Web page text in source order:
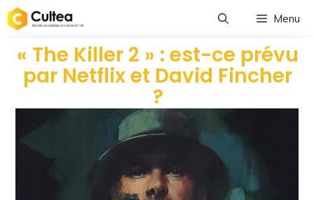
Menu
« The Killer 2 » : est-ce prévu
par Netflix et David Fincher
?